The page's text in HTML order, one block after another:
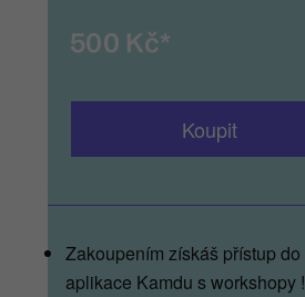
500 Kč*
Koupit
Zakoupením získáš přístup do
aplikace Kamdu s workshopy !